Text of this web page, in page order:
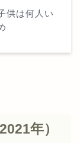
供は何人い
年）